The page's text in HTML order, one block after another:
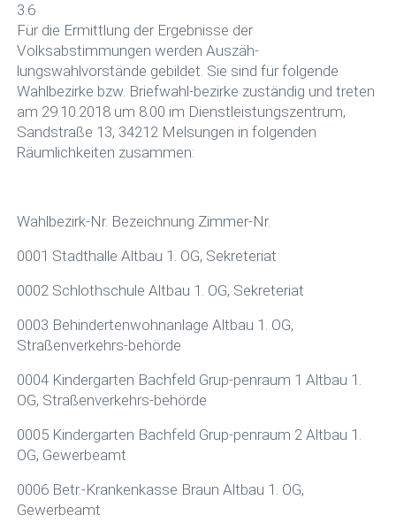
3.6
Für die Ermittlung der Ergebnisse der
Volksabstimmungen werden Auszäh-
lungswahlvorstände gebildet. Sie sind für folgende
Wahlbezirke bzw. Briefwahl-bezirke zuständig und treten
am 29.10.2018 um 8.00 im Dienstleistungszentrum,
Sandstraße 13, 34212 Melsungen in folgenden
Räumlichkeiten zusammen:
Wahlbezirk-Nr. Bezeichnung Zimmer-Nr.
0001 Stadthalle Altbau 1. OG, Sekreteriat
0002 Schlothschule Altbau 1. OG, Sekreteriat
0003 Behindertenwohnanlage Altbau 1. OG,
Straßenverkehrs-behörde
0004 Kindergarten Bachfeld Grup-penraum 1 Altbau 1.
OG, Straßenverkehrs-behörde
0005 Kindergarten Bachfeld Grup-penraum 2 Altbau 1.
OG, Gewerbeamt
0006 Betr.-Krankenkasse Braun Altbau 1. OG,
Gewerbeamt